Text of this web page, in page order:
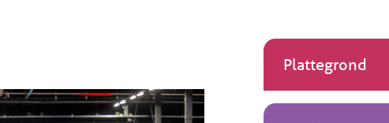
Plattegrond